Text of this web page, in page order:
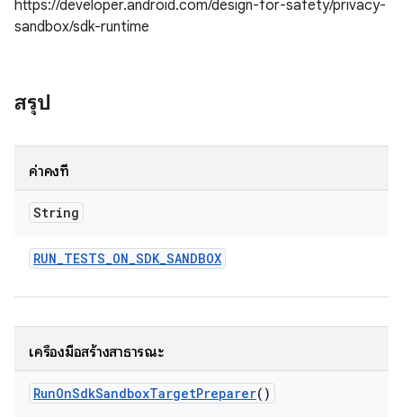
https://developer.android.com/design-for-safety/privacy-
sandbox/sdk-runtime
สรุป
ค่าคงที่
String
RUN_TESTS_ON_SDK_SANDBOX
เครื่องมือสร้างสาธารณะ
RunOnSdkSandboxTargetPreparer()